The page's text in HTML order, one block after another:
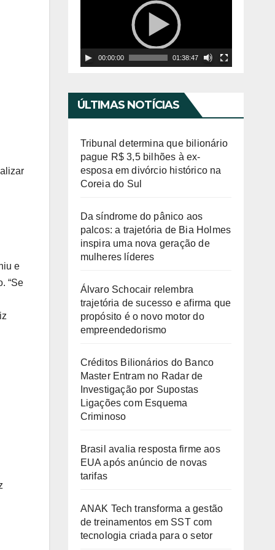
e
“Se
o
a
d
r
d
e
v
í
e
o
00:00:00 01:38:47
ÚLTIMAS NOTÍCIAS
Tribunal determina que bilionário
pague R$ 3,5 bilhões à ex-
esposa em divórcio histórico na
Coreia do Sul
Da síndrome do pânico aos
palcos: a trajetória de Bia Holmes
inspira uma nova geração de
mulheres líderes
Álvaro Schocair relembra
trajetória de sucesso e afirma que
propósito é o novo motor do
empreendedorismo
Créditos Bilionários do Banco
Master Entram no Radar de
Investigação por Supostas
Ligações com Esquema
Criminoso
Brasil avalia resposta firme aos
EUA após anúncio de novas
tarifas
ANAK Tech transforma a gestão
de treinamentos em SST com
tecnologia criada para o setor